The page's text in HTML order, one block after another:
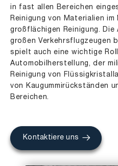
in fast allen Bereichen
Reinigung von Materialien
großflächigen Reinigung.
großen Verkehrsflugzeugen
spielt auch eine wichtige
Automobilherstellung, der
Reinigung von
von Kaugummirückständen
Bereichen.
Kontaktiere uns